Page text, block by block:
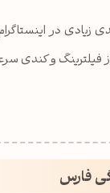
زیادی در
و کندی
فارس